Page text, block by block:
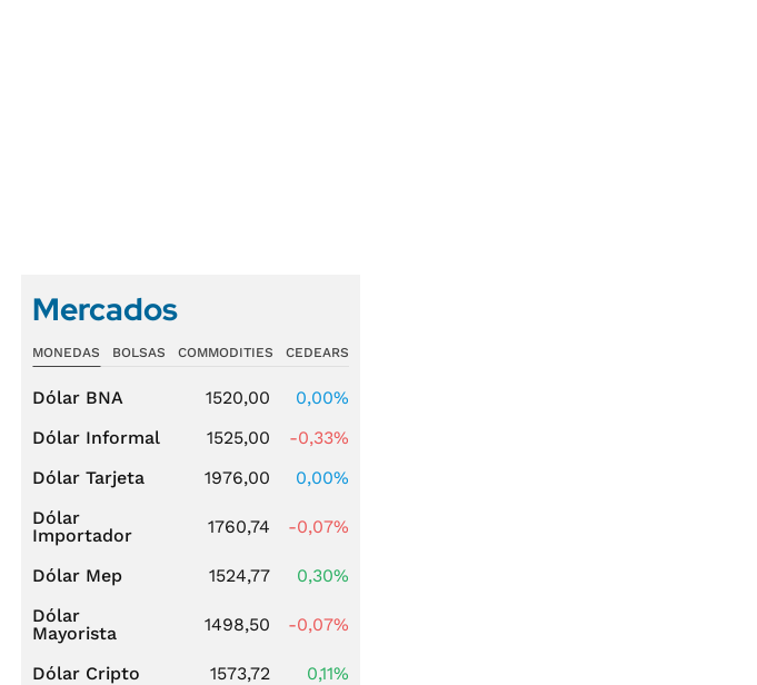
Mercados
MONEDAS BOLSAS COMMODITIES CEDEARS
Dólar BNA 1520,00
0,00%
Dólar Informal
1525,00
-0,33%
Dólar Tarjeta
1976,00
0,00%
Dólar
Importador
1760,74 -0,07%
Dólar Mep 1524,77
0,30%
Dólar
Mayorista
1498,50 -0,07%
Dólar Cripto 1573,72
0,11%